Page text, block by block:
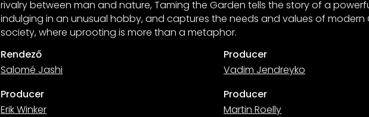
rivalry between man and nature, Taming the Garden tells the story of a
indulging in an unusual hobby, and captures the needs and values of modern
society, where uprooting is more than a metaphor.
Rendező
Salomé Jashi
Producer
Vadim Jendreyko
Producer
Erik Winker
Producer
Martin Roelly